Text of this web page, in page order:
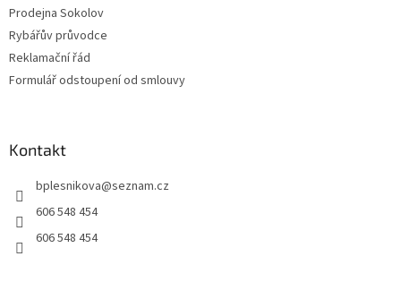
Prodejna Sokolov
Rybářův průvodce
Reklamační řád
Formulář odstoupení od smlouvy
Kontakt
bplesnikova@seznam.cz
606 548 454
606 548 454